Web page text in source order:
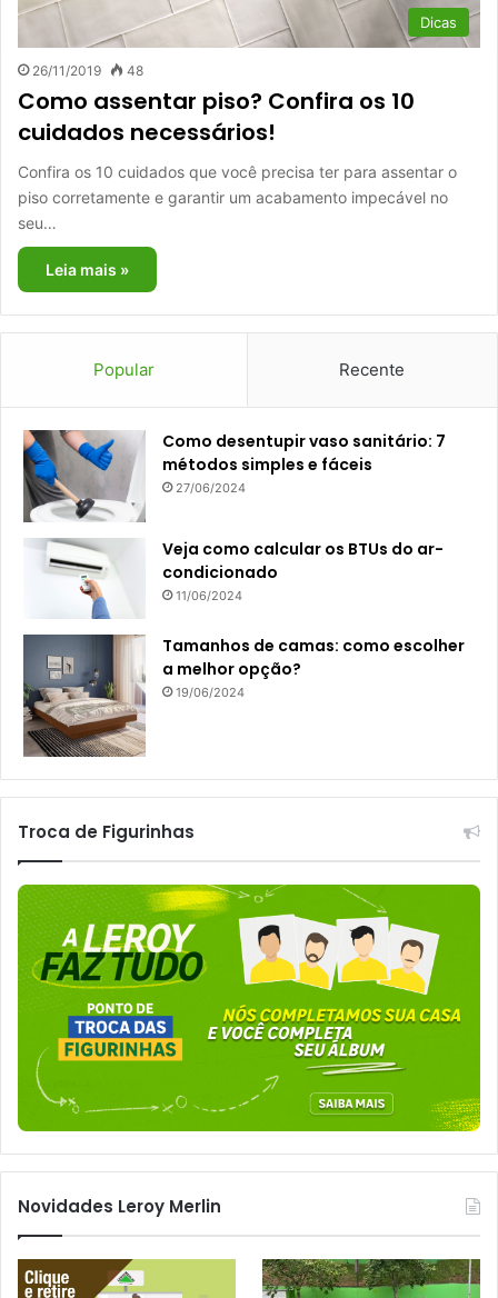
Dicas
26/11/2019 48
Como assentar piso? Confira os 10
cuidados necessários!
Confira os 10 cuidados que você precisa ter para assentar o
piso corretamente e garantir um acabamento impecável no
seu…
Leia mais »
Popular Recente
Como desentupir vaso sanitário: 7
métodos simples e fáceis
27/06/2024
Veja como calcular os BTUs do ar-
condicionado
11/06/2024
Tamanhos de camas: como escolher
a melhor opção?
19/06/2024
Troca de Figurinhas
Novidades Leroy Merlin